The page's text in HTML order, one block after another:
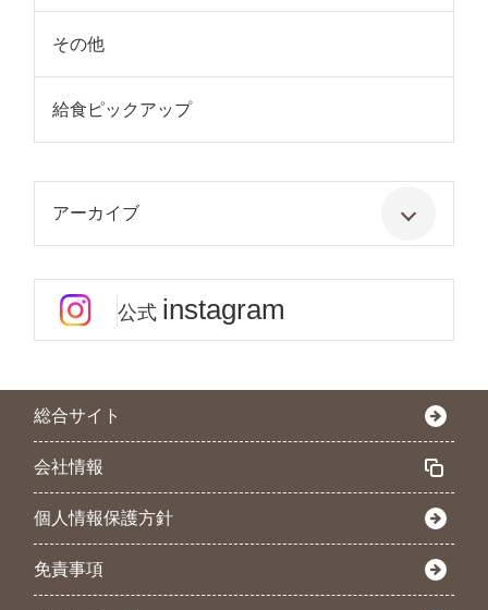
その他
給食ピックアップ
アーカイブ
公式 instagram
総合サイト
会社情報
個人情報保護方針
免責事項